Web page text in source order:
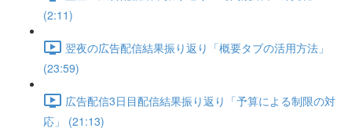
(2:11)
翌夜の広告配信結果振り返り「概要タブの活用方法」
(23:59)
広告配信3日目配信結果振り返り「予算による制限の対
応」 (21:13)